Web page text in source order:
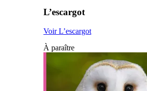
L’escargot
Voir L’escargot
À paraître